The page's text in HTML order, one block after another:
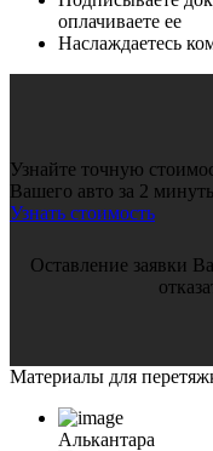
оплачиваете ее
Наслаждаетесь
Узнайте точную
Вашего авто за 2
Узнать стоимость
Оставление заявки
Материалы для
Алькантара